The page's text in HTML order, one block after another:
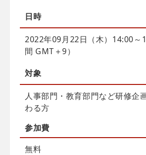
日時
2022年09月22日（木）14:00～
間 GMT＋9）
対象
人事部門・教育部門など研修企
わる方
参加費
無料